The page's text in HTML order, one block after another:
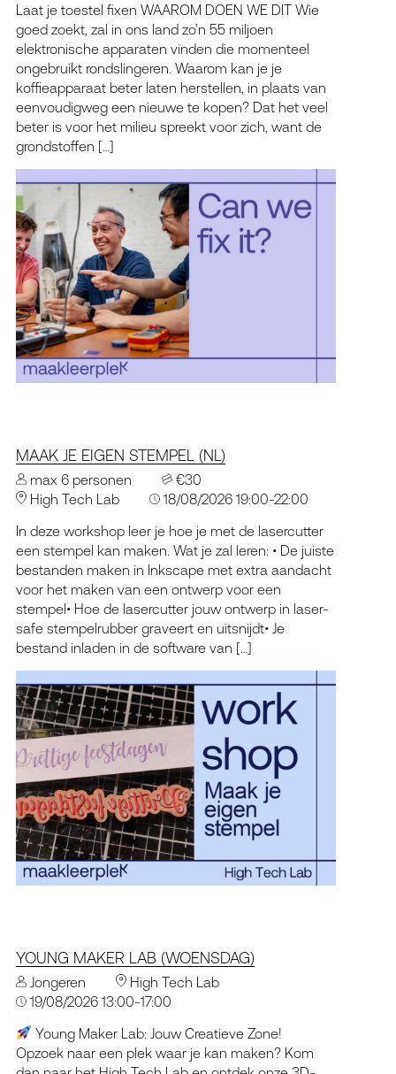
Laat je toestel fixen WAAROM DOEN WE DIT Wie
goed zoekt, zal in ons land zo’n 55 miljoen
elektronische apparaten vinden die momenteel
ongebruikt rondslingeren. Waarom kan je je
koffieapparaat beter laten herstellen, in plaats van
eenvoudigweg een nieuwe te kopen? Dat het veel
beter is voor het milieu spreekt voor zich, want de
grondstoffen […]
MAAK JE EIGEN STEMPEL (NL)
max 6 personen
€30
High Tech Lab
18/08/2026 19:00-22:00
In deze workshop leer je hoe je met de lasercutter
een stempel kan maken. Wat je zal leren: • De juiste
bestanden maken in Inkscape met extra aandacht
voor het maken van een ontwerp voor een
stempel• Hoe de lasercutter jouw ontwerp in laser-
safe stempelrubber graveert en uitsnijdt• Je
bestand inladen in de software van […]
YOUNG MAKER LAB (WOENSDAG)
Jongeren
High Tech Lab
19/08/2026 13:00-17:00
Young Maker Lab: Jouw Creatieve Zone!
Opzoek naar een plek waar je kan maken? Kom